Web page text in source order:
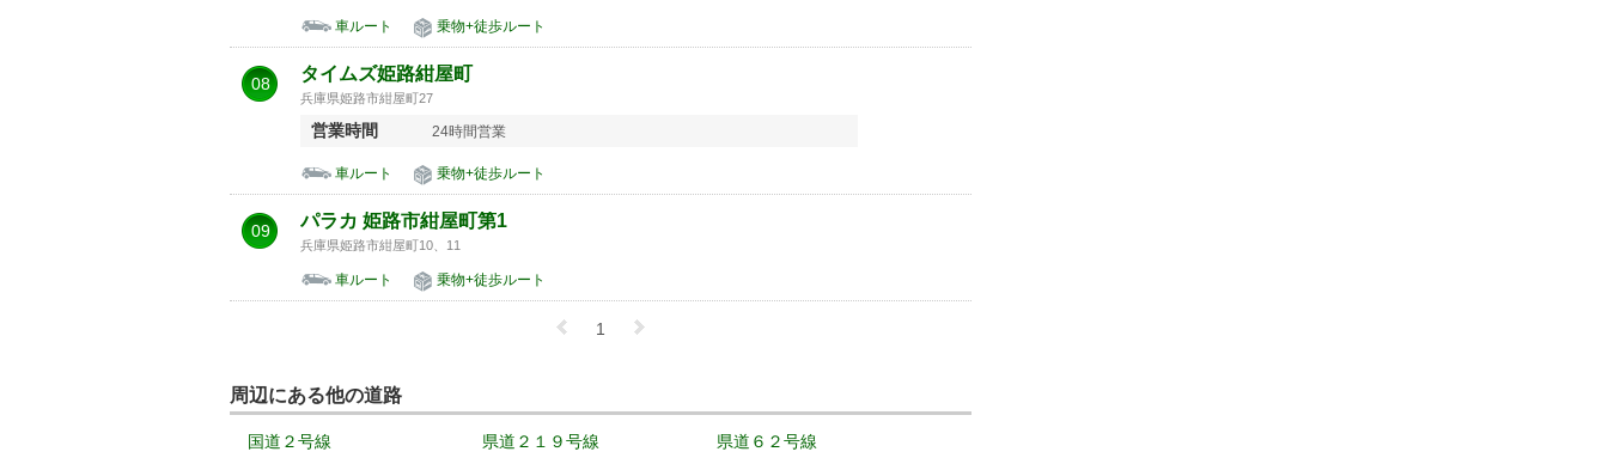
車ルート 乗物+徒歩ルート
08 タイムズ姫路紺屋町
兵庫県姫路市紺屋町27
営業時間 24時間営業
車ルート 乗物+徒歩ルート
09 パラカ 姫路市紺屋町第1
兵庫県姫路市紺屋町10、11
車ルート 乗物+徒歩ルート
1
周辺にある他の道路
国道２号線 県道２１９号線
県道６２号線